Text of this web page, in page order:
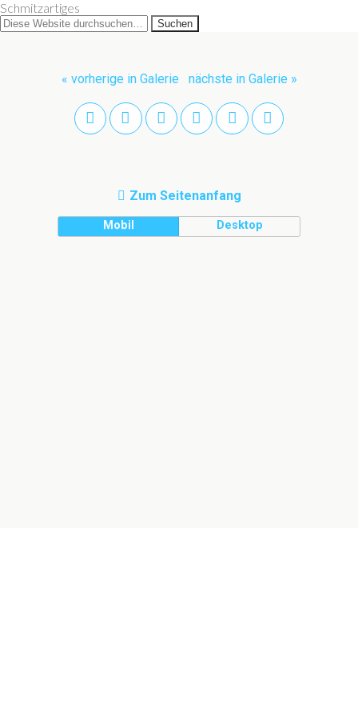
Schmitzartiges
« vorherige in Galerie nächste in Galerie »
Zum Seitenanfang
Mobil Desktop